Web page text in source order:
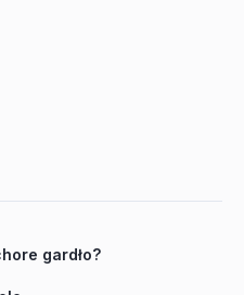
gardło?